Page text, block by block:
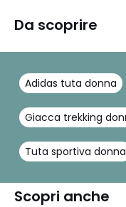
Da scoprire
Adidas tuta donna
Giacca trekking
Tuta sportiva donna
Scopri anche